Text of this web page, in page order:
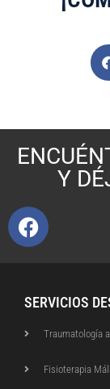
Y
SERVICIOS
Traumatología
Fisioterapia